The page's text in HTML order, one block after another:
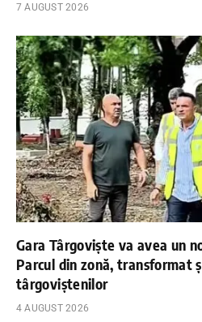
7 AUGUST 2026
Gara Târgoviște va avea un
Parcul din zonă, transformat
târgoviștenilor
4 AUGUST 2026